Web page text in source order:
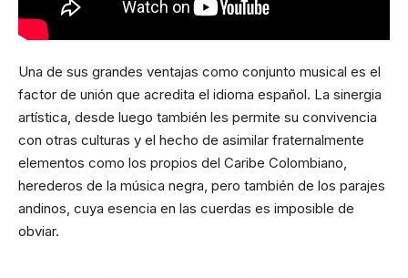
Una de sus grandes ventajas como conjunto musical es el
factor de unión que acredita el idioma español. La sinergia
artística, desde luego también les permite su convivencia
con otras culturas y el hecho de asimilar fraternalmente
elementos como los propios del Caribe Colombiano,
herederos de la música negra, pero también de los parajes
andinos, cuya esencia en las cuerdas es imposible de
obviar.